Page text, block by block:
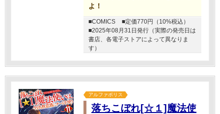
よ！
■COMICS
■定価770円（10%税込）
■2025年08月31日発行（実際の発売日は
書店、各電子ストアによって異なりま
す）
アルファポリス
落ちこぼれ[☆１]魔法使